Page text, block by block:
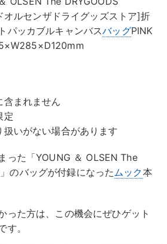
オルセンザドライグッズストア]折
パッカブルキャンバスバッグPINK
含まれません
定
いがない場合があります
った「YOUNG ＆ OLSEN The
のバッグが付録になったムック本
った方は、この機会にぜひゲット
す。